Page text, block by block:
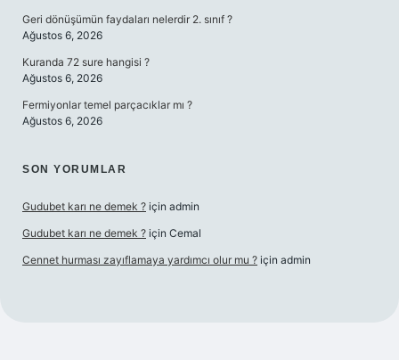
Geri dönüşümün faydaları nelerdir 2. sınıf ?
Ağustos 6, 2026
Kuranda 72 sure hangisi ?
Ağustos 6, 2026
Fermiyonlar temel parçacıklar mı ?
Ağustos 6, 2026
SON YORUMLAR
Gudubet karı ne demek ? için admin
Gudubet karı ne demek ? için Cemal
Cennet hurması zayıflamaya yardımcı olur mu ? için admin